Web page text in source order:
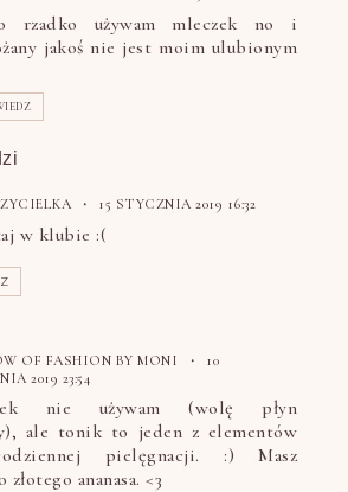
rzadko używam mleczek no i
jakoś nie jest moim ulubionym
15 STYCZNIA 2019 16:32
w klubie :(
OF FASHION BY MONI
10
2019 23:54
nie używam (wolę płyn
ale tonik to jeden z elementów
pielęgnacji. :) Masz
ananasa. <3